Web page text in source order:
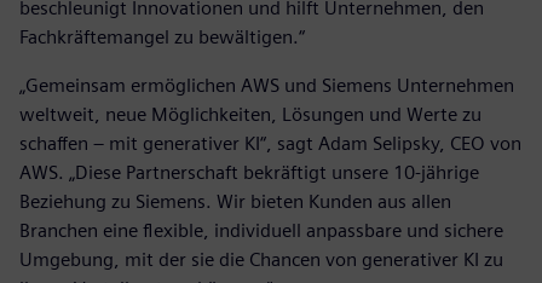
beschleunigt Innovationen und hilft Unternehmen, den
Fachkräftemangel zu bewältigen.“
„Gemeinsam ermöglichen AWS und Siemens Unternehmen
weltweit, neue Möglichkeiten, Lösungen und Werte zu
schaffen – mit generativer KI“, sagt Adam Selipsky, CEO von
AWS. „Diese Partnerschaft bekräftigt unsere 10-jährige
Beziehung zu Siemens. Wir bieten Kunden aus allen
Branchen eine flexible, individuell anpassbare und sichere
Umgebung, mit der sie die Chancen von generativer KI zu